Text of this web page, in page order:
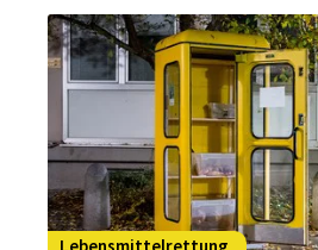
Gastronomiebranche. Der
Systemgastronomie ist
Wettbewerbs. BdS-
Suchert nimmt dabei eine